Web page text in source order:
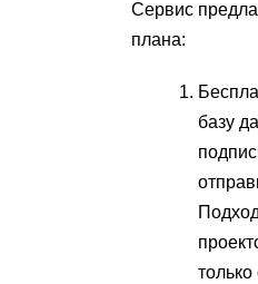
Сервис
плана:
базу